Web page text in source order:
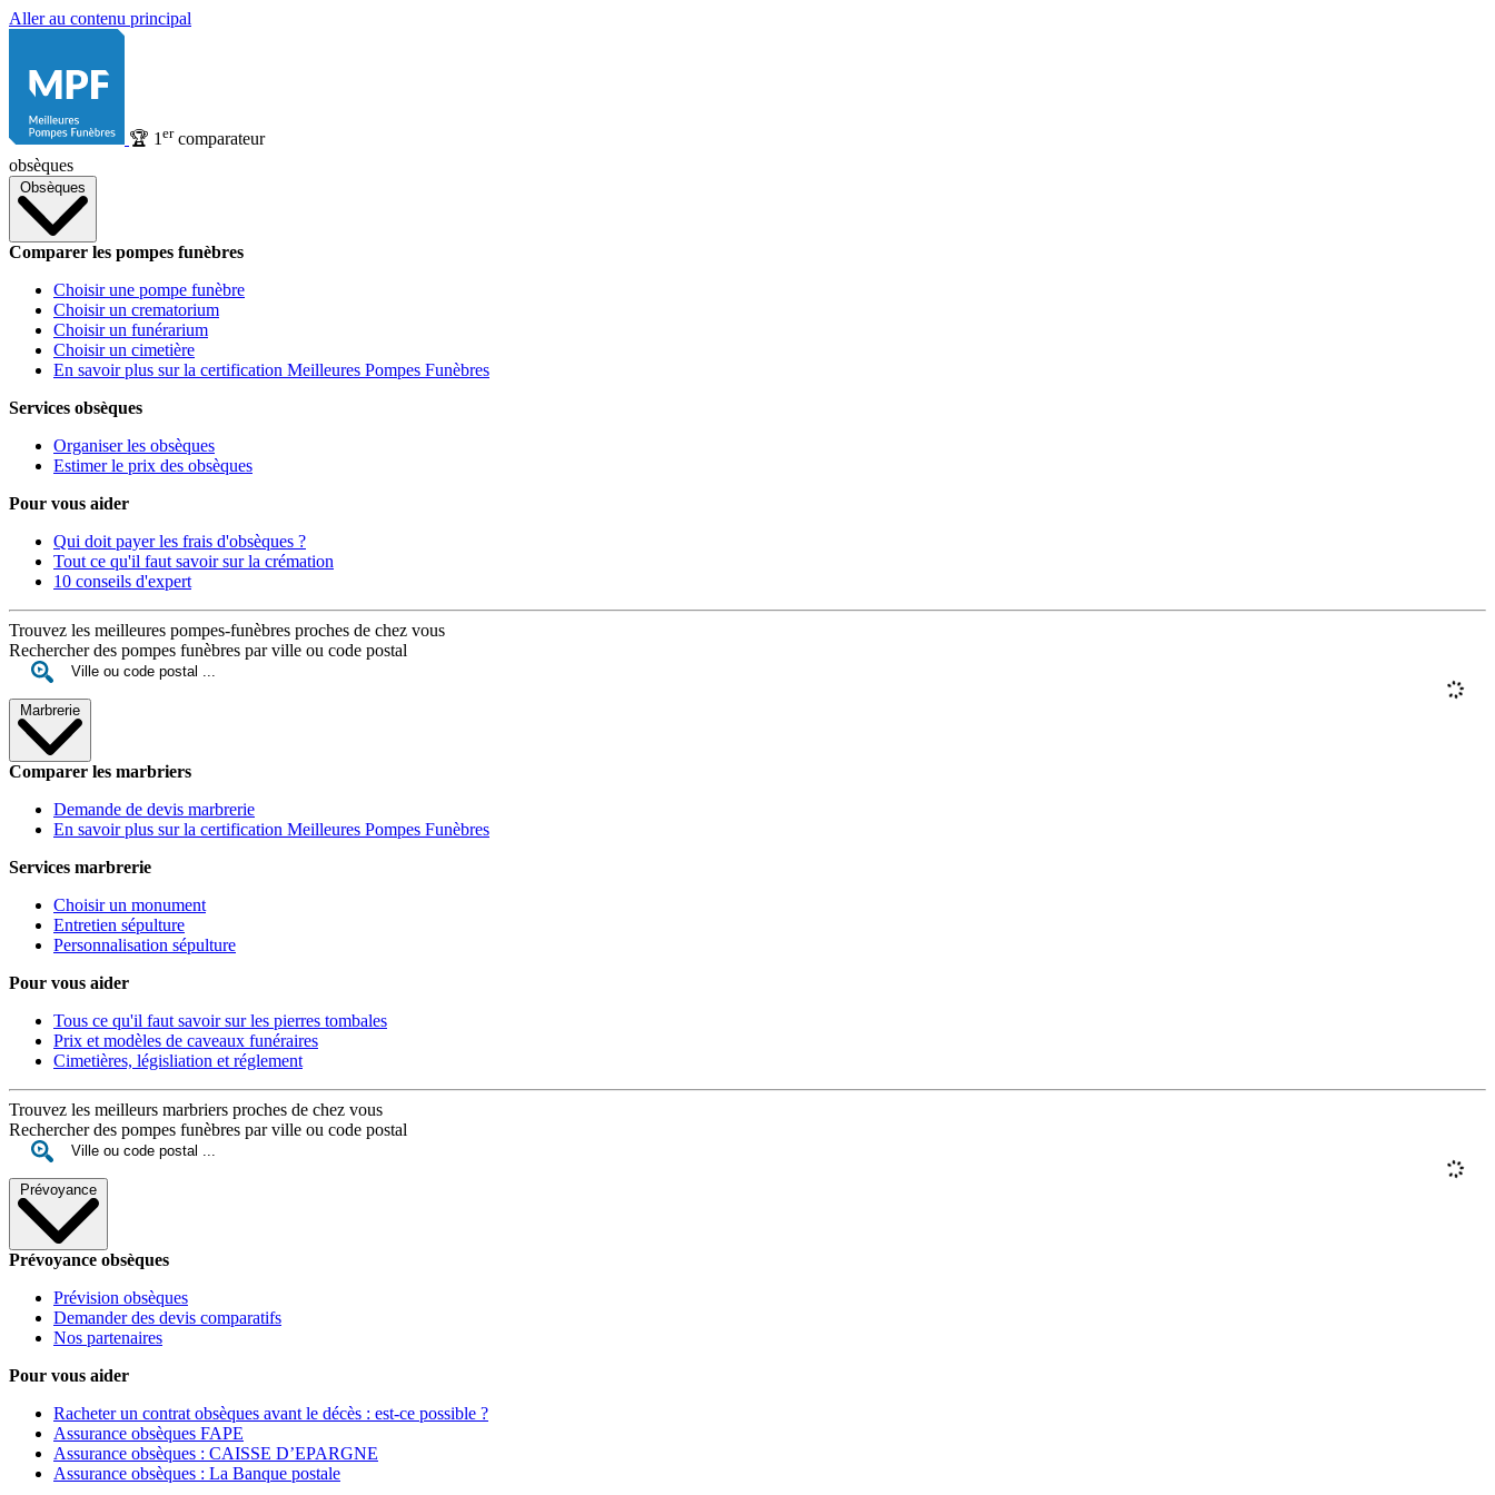
Aller au contenu principal
🏆 1 ercomparateur
obsèques
Obsèques
Comparer les pompes funèbres
Choisir une pompe funèbre
Choisir un crematorium
Choisir un funérarium
Choisir un cimetière
En savoir plus sur la certification Meilleures Pompes Funèbres
Services obsèques
Organiser les obsèques
Estimer le prix des obsèques
Pour vous aider
Qui doit payer les frais d'obsèques ?
Tout ce qu'il faut savoir sur la crémation
10 conseils d'expert
Trouvez les meilleures pompes-funèbres proches de chez vous
Rechercher des pompes funèbres par ville ou code postal
Marbrerie
Comparer les marbriers
Demande de devis marbrerie
En savoir plus sur la certification Meilleures Pompes Funèbres
Services marbrerie
Choisir un monument
Entretien sépulture
Personnalisation sépulture
Pour vous aider
Tous ce qu'il faut savoir sur les pierres tombales
Prix et modèles de caveaux funéraires
Cimetières, législiation et réglement
Trouvez les meilleurs marbriers proches de chez vous
Rechercher des pompes funèbres par ville ou code postal
Prévoyance
Prévoyance obsèques
Prévision obsèques
Demander des devis comparatifs
Nos partenaires
Pour vous aider
Racheter un contrat obsèques avant le décès : est-ce possible ?
Assurance obsèques FAPE
Assurance obsèques : CAISSE D’EPARGNE
Assurance obsèques : La Banque postale